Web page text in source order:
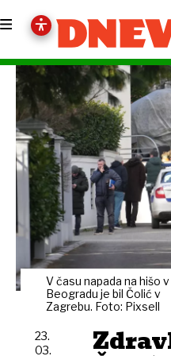
V času napada na hišo v
Beogradu je bil Čolić v
Zagrebu. Foto: Pixsell
23.
03.